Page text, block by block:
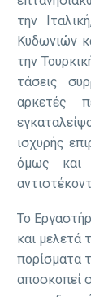
την
Κυδωνιών
την
τάσεις
αρκετές
ισχυρής
όμως και
Το
και μελετά
πορίσματα
αποσκοπεί